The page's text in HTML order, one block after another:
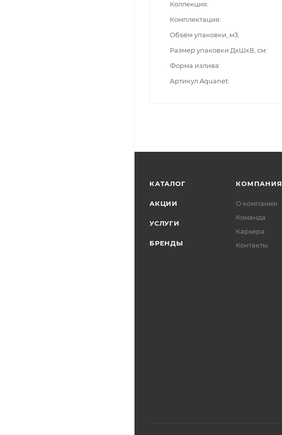
Коллекция
Комплектация
Объём упаковки, м3
Размер упаковки ДxШxВ, см
Форма излива
Артикул Aquanet
КАТАЛОГ
АКЦИИ
УСЛУГИ
БРЕНДЫ
КОМПАНИЯ
О компании
Команда
Карьера
Контакты